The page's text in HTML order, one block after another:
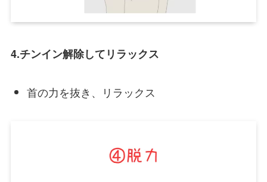
4.チンイン解除してリラックス
首の力を抜き、リラックス